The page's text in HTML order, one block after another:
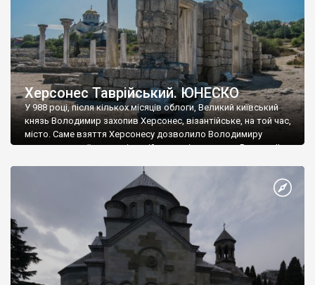
Херсонес Таврійський. ЮНЕСКО
У 988 році, після кількох місяців облоги, Великий київський
князь Володимир захопив Херсонес, візантійське, на той час,
місто. Саме взяття Херсонесу дозволило Володимиру
диктувати свої умови візантійському імператору Василю ІІ, та
Херсонесі Володимир-язичник, став Василем-християнином.
А потім було Хрещення Русі. На честь Херсонесу Таврійського